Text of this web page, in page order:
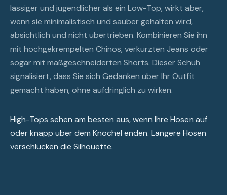
lässiger und jugendlicher als ein Low-Top, wirkt aber,
wenn sie minimalistisch und sauber gehalten wird,
absichtlich und nicht übertrieben. Kombinieren Sie ihn
mit hochgekrempelten Chinos, verkürzten Jeans oder
sogar mit maßgeschneiderten Shorts. Dieser Schuh
signalisiert, dass Sie sich Gedanken über Ihr Outfit
gemacht haben, ohne aufdringlich zu wirken.
High-Tops sehen am besten aus, wenn Ihre Hosen auf
oder knapp über dem Knöchel enden. Längere Hosen
verschlucken die Silhouette.